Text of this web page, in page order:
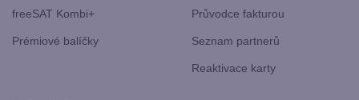
freeSAT Kombi+
Prémiové balíčky
Průvodce fakturou
Seznam partnerů
Reaktivace karty